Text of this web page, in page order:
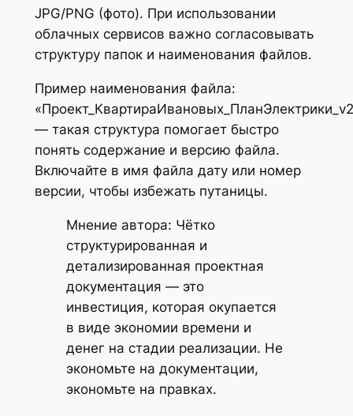
JPG/PNG (фото). При использовании
облачных сервисов важно согласовывать
структуру папок и наименования файлов.
Пример наименования файла:
— такая структура помогает быстро
понять содержание и версию файла.
Включайте в имя файла дату или номер
версии, чтобы избежать путаницы.
Мнение автора: Чётко
структурированная и
детализированная проектная
документация — это
инвестиция, которая окупается
в виде экономии времени и
денег на стадии реализации. Не
экономьте на документации,
экономьте на правках.